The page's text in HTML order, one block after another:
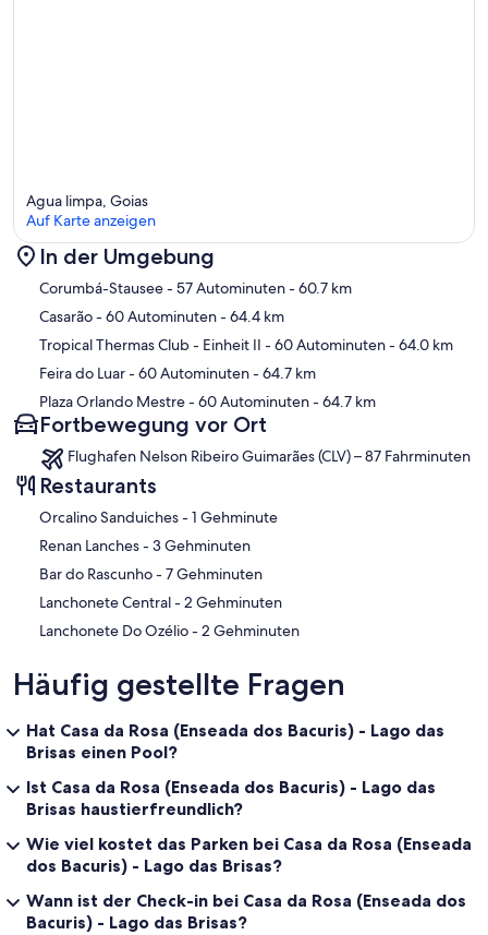
Karte
Agua limpa, Goias
Auf Karte anzeigen
In der Umgebung
Corumbá-Stausee- 57 Autominuten- 60.7 km
Casarão- 60 Autominuten- 64.4 km
Tropical Thermas Club - Einheit II - 60 Autominuten- 64.0 km
Feira do Luar- 60 Autominuten- 64.7 km
Plaza Orlando Mestre- 60 Autominuten- 64.7 km
Fortbewegung vor Ort
Flughafen Nelson Ribeiro Guimarães (CLV) – 87 Fahrminuten
Restaurants
‪Orcalino Sanduiches - ‬1 Gehminute
‪Renan Lanches - ‬3 Gehminuten
‪Bar do Rascunho - ‬7 Gehminuten
‪Lanchonete Central - ‬2 Gehminuten
‪Lanchonete Do Ozélio - ‬2 Gehminuten
Häufig gestellte Fragen
Hat Casa da Rosa (Enseada dos Bacuris) - Lago das
Brisas einen Pool?
Ist Casa da Rosa (Enseada dos Bacuris) - Lago das
Brisas haustierfreundlich?
Wie viel kostet das Parken bei Casa da Rosa (Enseada
dos Bacuris) - Lago das Brisas?
Wann ist der Check-in bei Casa da Rosa (Enseada dos
Bacuris) - Lago das Brisas?